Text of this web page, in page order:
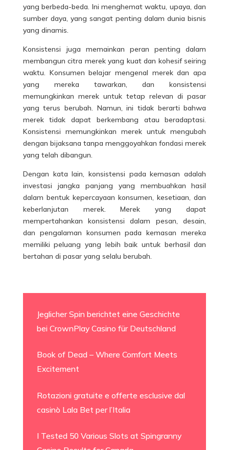
yang berbeda-beda. Ini menghemat waktu, upaya, dan
sumber daya, yang sangat penting dalam dunia bisnis
yang dinamis.
Konsistensi juga memainkan peran penting dalam
membangun citra merek yang kuat dan kohesif seiring
waktu. Konsumen belajar mengenal merek dan apa
yang mereka tawarkan, dan konsistensi
memungkinkan merek untuk tetap relevan di pasar
yang terus berubah. Namun, ini tidak berarti bahwa
merek tidak dapat berkembang atau beradaptasi.
Konsistensi memungkinkan merek untuk mengubah
dengan bijaksana tanpa menggoyahkan fondasi merek
yang telah dibangun.
Dengan kata lain, konsistensi pada kemasan adalah
investasi jangka panjang yang membuahkan hasil
dalam bentuk kepercayaan konsumen, kesetiaan, dan
keberlanjutan merek. Merek yang dapat
mempertahankan konsistensi dalam pesan, desain,
dan pengalaman konsumen pada kemasan mereka
memiliki peluang yang lebih baik untuk berhasil dan
bertahan di pasar yang selalu berubah.
Jeglicher Spin berichtet eine Geschichte
bei CrownPlay Casino für Deutschland
Book of Dead – Where Comfort Meets
Excitement
Rotazioni gratuite e offerte esclusive dal
casinò Lala Bet per l’Italia
I Tested 50 Various Slots at Spingranny